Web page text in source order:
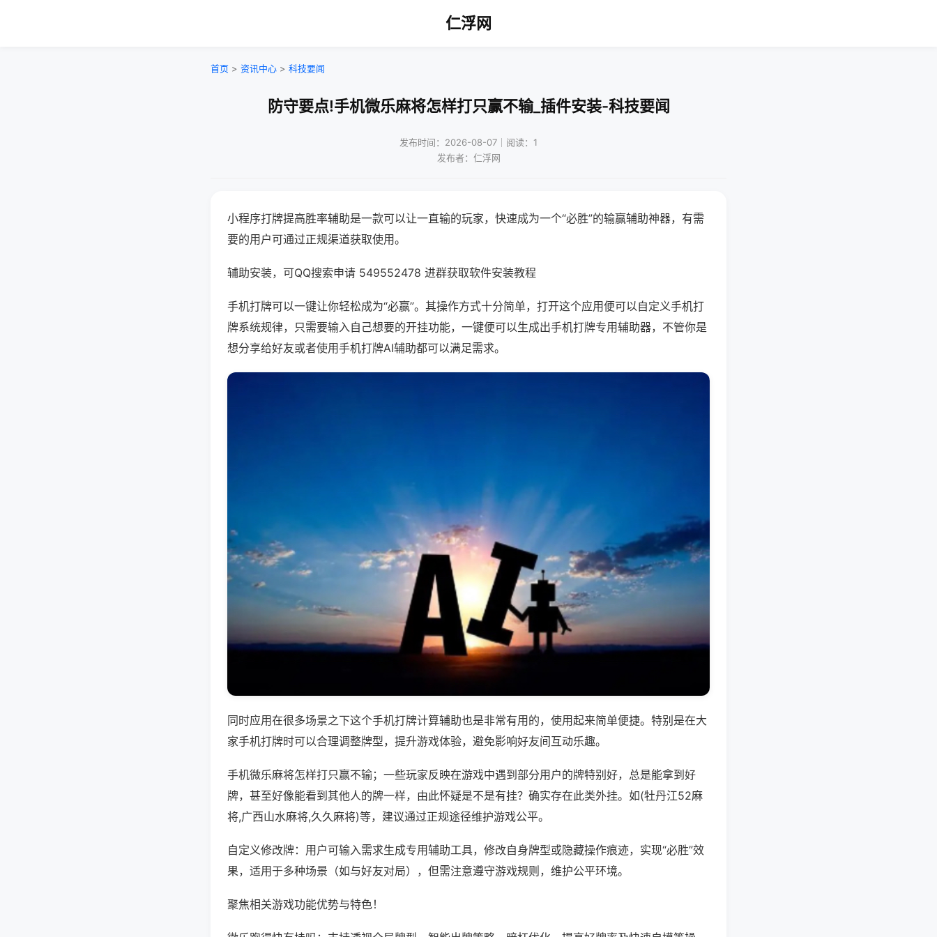
仁浮网
首页 > 资讯中心 > 科技要闻
防守要点!手机微乐麻将怎样打只赢不输_插件安装-科技要闻
发布时间：2026-08-07｜阅读：1
发布者：仁浮网
小程序打牌提高胜率辅助是一款可以让一直输的玩家，快速成为一个“必胜”的输赢辅助神器，有需
要的用户可通过正规渠道获取使用。
辅助安装，可QQ搜索申请 549552478 进群获取软件安装教程
手机打牌可以一键让你轻松成为“必赢”。其操作方式十分简单，打开这个应用便可以自定义手机打
牌系统规律，只需要输入自己想要的开挂功能，一键便可以生成出手机打牌专用辅助器，不管你是
想分享给好友或者使用手机打牌AI辅助都可以满足需求。
同时应用在很多场景之下这个手机打牌计算辅助也是非常有用的，使用起来简单便捷。特别是在大
家手机打牌时可以合理调整牌型，提升游戏体验，避免影响好友间互动乐趣。
手机微乐麻将怎样打只赢不输；一些玩家反映在游戏中遇到部分用户的牌特别好，总是能拿到好
牌，甚至好像能看到其他人的牌一样，由此怀疑是不是有挂？确实存在此类外挂。如(牡丹江52麻
将,广西山水麻将,久久麻将)等，建议通过正规途径维护游戏公平。
自定义修改牌：用户可输入需求生成专用辅助工具，修改自身牌型或隐藏操作痕迹，实现“必胜”效
果，适用于多种场景（如与好友对局），但需注意遵守游戏规则，维护公平环境。
聚焦相关游戏功能优势与特色！